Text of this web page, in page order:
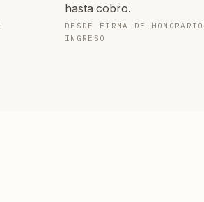
hasta cobro.
DESDE FIRMA DE
INGRESO